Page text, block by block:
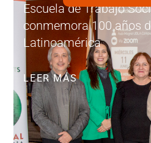
Escuela de Trabajo
conmemora 100 años
Latinoamérica
LEER MÁS